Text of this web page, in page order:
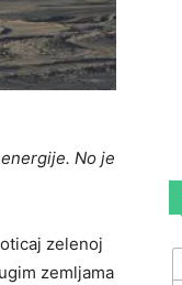
No je
zelenoj
zemljama